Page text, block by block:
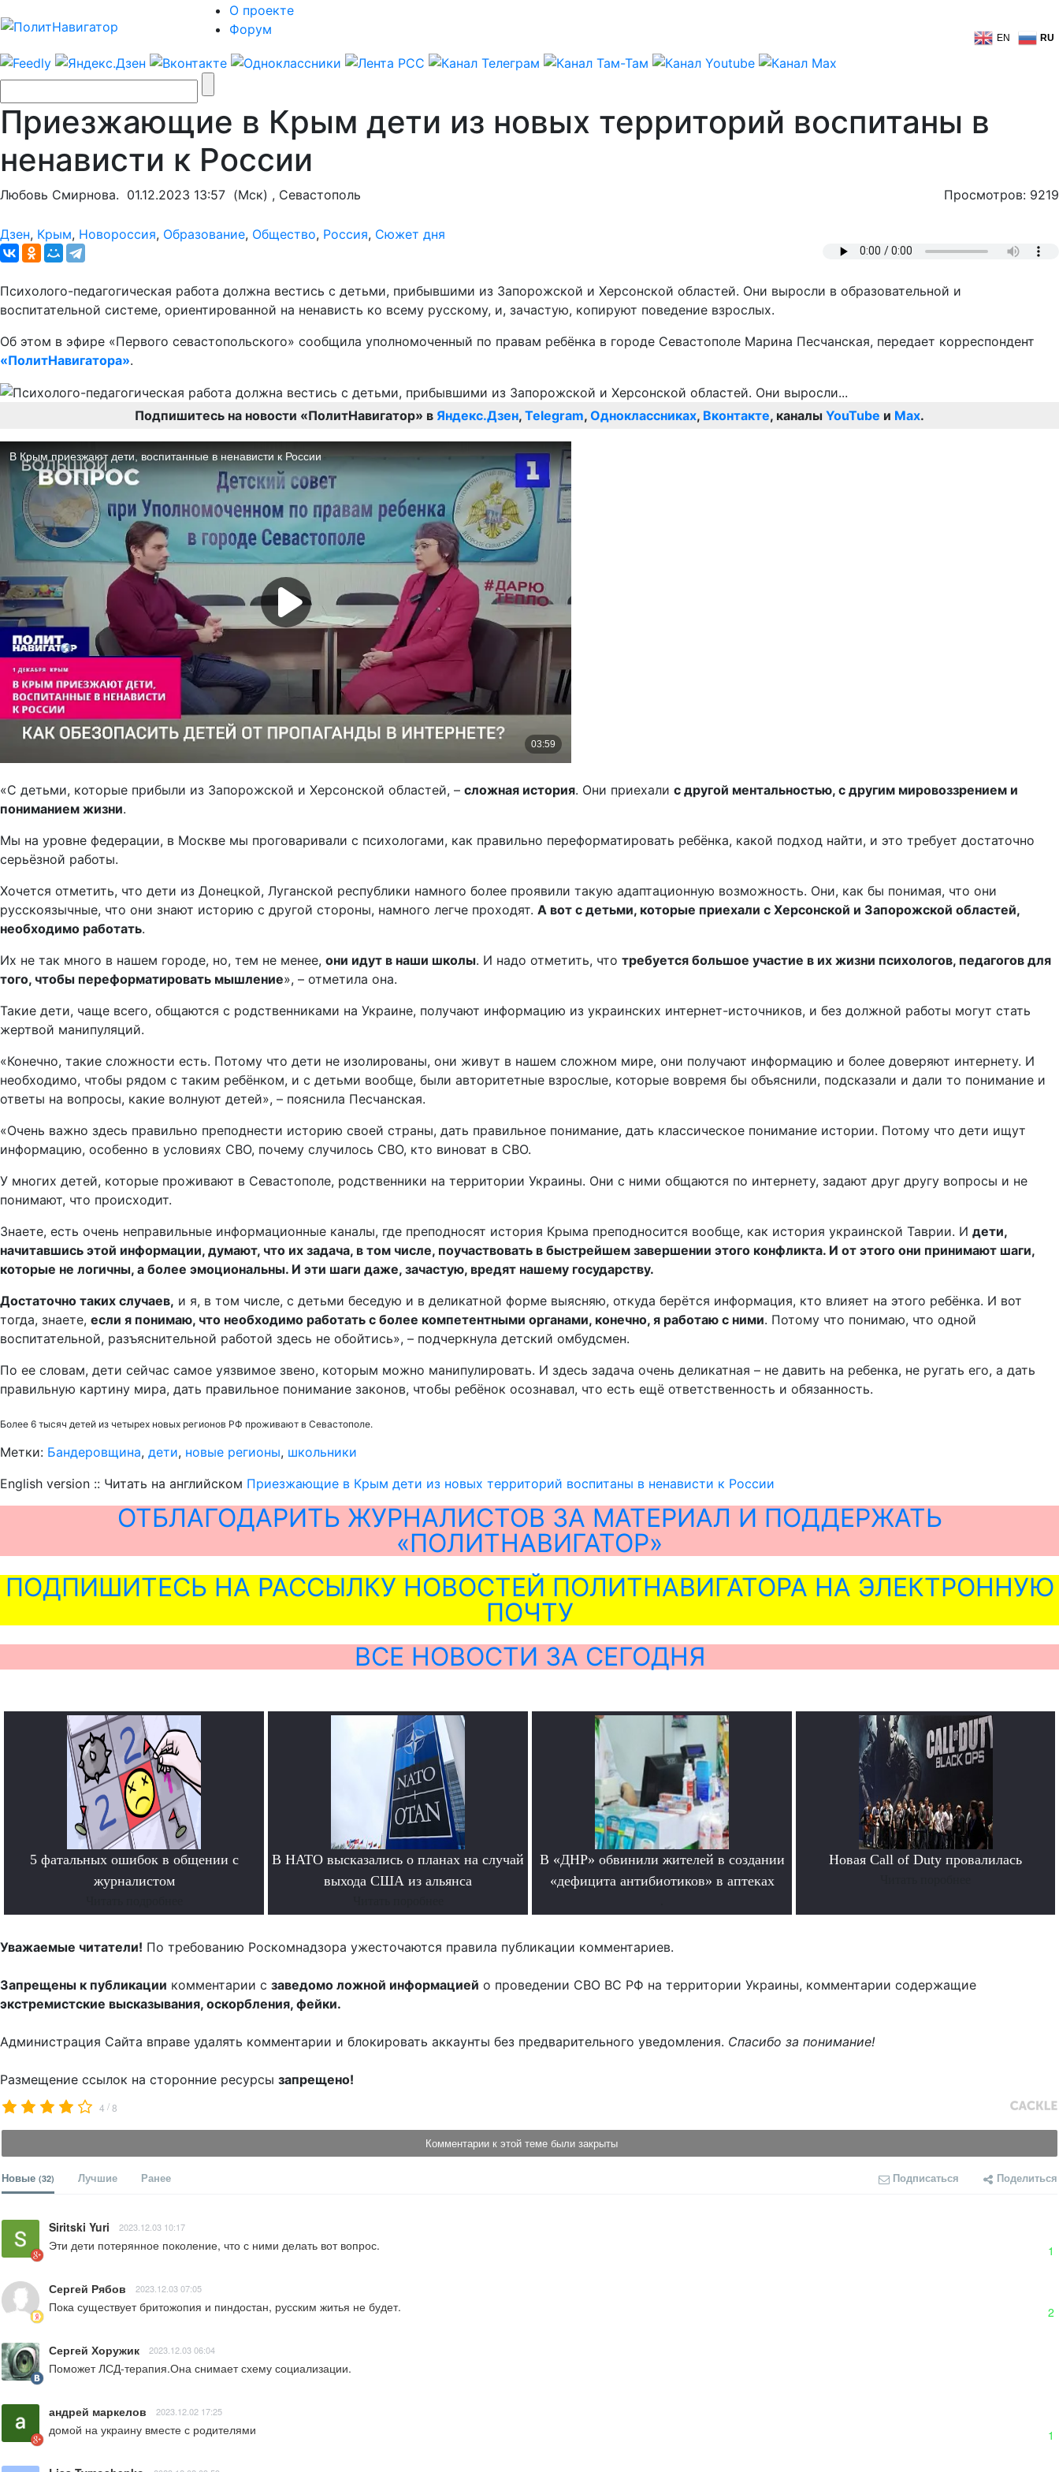
О проекте
Форум
EN RU
Приезжающие в Крым дети из новых территорий воспитаны в
ненависти к России
Любовь Смирнова. 01.12.2023 13:57 (Мск) , Севастополь Просмотров: 9219
Дзен, Крым, Новороссия, Образование, Общество, Россия, Сюжет дня
Психолого-педагогическая работа должна вестись с детьми, прибывшими из Запорожской и Херсонской областей. Они выросли в образовательной и
воспитательной системе, ориентированной на ненависть ко всему русскому, и, зачастую, копируют поведение взрослых.
Об этом в эфире «Первого севастопольского» сообщила уполномоченный по правам ребёнка в городе Севастополе Марина Песчанская, передает корреспондент
«ПолитНавигатора».
Подпишитесь на новости «ПолитНавигатор» в Яндекс.Дзен, Telegram, Одноклассниках, Вконтакте, каналы YouTube и Max.
«С детьми, которые прибыли из Запорожской и Херсонской областей, – сложная история. Они приехали с другой ментальностью, с другим мировоззрением и
пониманием жизни.
Мы на уровне федерации, в Москве мы проговаривали с психологами, как правильно переформатировать ребёнка, какой подход найти, и это требует достаточно
серьёзной работы.
Хочется отметить, что дети из Донецкой, Луганской республики намного более проявили такую адаптационную возможность. Они, как бы понимая, что они
русскоязычные, что они знают историю с другой стороны, намного легче проходят. А вот с детьми, которые приехали с Херсонской и Запорожской областей,
необходимо работать.
Их не так много в нашем городе, но, тем не менее, они идут в наши школы. И надо отметить, что требуется большое участие в их жизни психологов, педагогов для
того, чтобы переформатировать мышление», – отметила она.
Такие дети, чаще всего, общаются с родственниками на Украине, получают информацию из украинских интернет-источников, и без должной работы могут стать
жертвой манипуляций.
«Конечно, такие сложности есть. Потому что дети не изолированы, они живут в нашем сложном мире, они получают информацию и более доверяют интернету. И
необходимо, чтобы рядом с таким ребёнком, и с детьми вообще, были авторитетные взрослые, которые вовремя бы объяснили, подсказали и дали то понимание и
ответы на вопросы, какие волнуют детей», – пояснила Песчанская.
«Очень важно здесь правильно преподнести историю своей страны, дать правильное понимание, дать классическое понимание истории. Потому что дети ищут
информацию, особенно в условиях СВО, почему случилось СВО, кто виноват в СВО.
У многих детей, которые проживают в Севастополе, родственники на территории Украины. Они с ними общаются по интернету, задают друг другу вопросы и не
понимают, что происходит.
Знаете, есть очень неправильные информационные каналы, где преподносят история Крыма преподносится вообще, как история украинской Таврии. И дети,
начитавшись этой информации, думают, что их задача, в том числе, поучаствовать в быстрейшем завершении этого конфликта. И от этого они принимают шаги,
которые не логичны, а более эмоциональны. И эти шаги даже, зачастую, вредят нашему государству.
Достаточно таких случаев, и я, в том числе, с детьми беседую и в деликатной форме выясняю, откуда берётся информация, кто влияет на этого ребёнка. И вот
тогда, знаете, если я понимаю, что необходимо работать с более компетентными органами, конечно, я работаю с ними. Потому что понимаю, что одной
воспитательной, разъяснительной работой здесь не обойтись», – подчеркнула детский омбудсмен.
По ее словам, дети сейчас самое уязвимое звено, которым можно манипулировать. И здесь задача очень деликатная – не давить на ребенка, не ругать его, а дать
правильную картину мира, дать правильное понимание законов, чтобы ребёнок осознавал, что есть ещё ответственность и обязанность.
Более 6 тысяч детей из четырех новых регионов РФ проживают в Севастополе.
Метки: Бандеровщина, дети, новые регионы, школьники
English version :: Читать на английском Приезжающие в Крым дети из новых территорий воспитаны в ненависти к России
ОТБЛАГОДАРИТЬ ЖУРНАЛИСТОВ ЗА МАТЕРИАЛ И ПОДДЕРЖАТЬ
«ПОЛИТНАВИГАТОР»
ПОДПИШИТЕСЬ НА РАССЫЛКУ НОВОСТЕЙ ПОЛИТНАВИГАТОРА НА ЭЛЕКТРОННУЮ
ПОЧТУ
ВСЕ НОВОСТИ ЗА СЕГОДНЯ
5 фатальных ошибок в общении с
журналистом
В НАТО высказались о планах на случай
выхода США из альянса
В «ДНР» обвинили жителей в создании
«дефицита антибиотиков» в аптеках
Новая Call of Duty провалилась
Уважаемые читатели! По требованию Роскомнадзора ужесточаются правила публикации комментариев.
Запрещены к публикации комментарии с заведомо ложной информацией о проведении СВО ВС РФ на территории Украины, комментарии содержащие
экстремистские высказывания, оскорбления, фейки.
Администрация Сайта вправе удалять комментарии и блокировать аккаунты без предварительного уведомления. Спасибо за понимание!
Размещение ссылок на сторонние ресурсы запрещено!
4 /8
Комментарии к этой теме были закрыты
Новые (32) Лучшие Ранее Подписаться Поделиться
Siritski Yuri 2023.12.03 10:17
Эти дети потерянное поколение, что с ними делать вот вопрос. 1
Сергей Рябов 2023.12.03 07:05
Пока существует бритожопия и пиндостан, русским житья не будет. 2
Сергей Хоружик 2023.12.03 06:04
Поможет ЛСД-терапия.Она снимает схему социализации.
андрей маркелов 2023.12.02 17:25
домой на украину вместе с родителями 1